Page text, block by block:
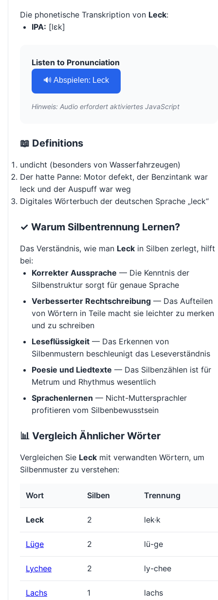
Die phonetische Transkription von Leck:
IPA: [lɛk]
Listen to Pronunciation
🔊 Abspielen: Leck
Hinweis: Audio erfordert aktiviertes JavaScript
📖 Definitions
undicht (besonders von Wasserfahrzeugen)
Der hatte Panne: Motor defekt, der Benzintank war
leck und der Auspuff war weg
Digitales Wörterbuch der deutschen Sprache „leck“
✓ Warum Silbentrennung Lernen?
Das Verständnis, wie man Leck in Silben zerlegt, hilft
bei:
Korrekter Aussprache — Die Kenntnis der
Silbenstruktur sorgt für genaue Sprache
Verbesserter Rechtschreibung — Das Aufteilen
von Wörtern in Teile macht sie leichter zu merken
und zu schreiben
Leseflüssigkeit — Das Erkennen von
Silbenmustern beschleunigt das Leseverständnis
Poesie und Liedtexte — Das Silbenzählen ist für
Metrum und Rhythmus wesentlich
Sprachenlernen — Nicht-Muttersprachler
profitieren vom Silbenbewusstsein
📊 Vergleich Ähnlicher Wörter
Vergleichen Sie Leck mit verwandten Wörtern, um
Silbenmuster zu verstehen:
Wort Silben Trennung
Leck 2 lek·k
Lüge 2 lü-ge
Lychee 2 ly-chee
Lachs 1 lachs